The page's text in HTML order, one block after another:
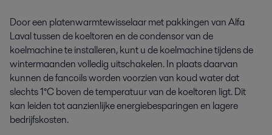
Door een platenwarmtewisselaar met pakkingen van Alfa
Laval tussen de koeltoren en de condensor van de
koelmachine te installeren, kunt u de koelmachine tijdens de
wintermaanden volledig uitschakelen. In plaats daarvan
kunnen de fancoils worden voorzien van koud water dat
slechts 1°C boven de temperatuur van de koeltoren ligt. Dit
kan leiden tot aanzienlijke energiebesparingen en lagere
bedrijfskosten.